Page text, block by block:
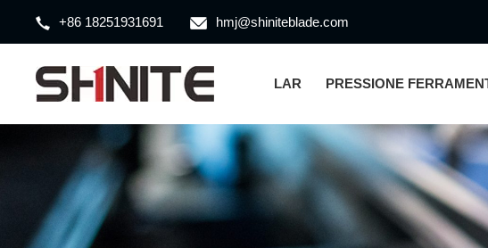
+86 18251931691 hmj@shiniteblade.com
LAR PRESSIONE